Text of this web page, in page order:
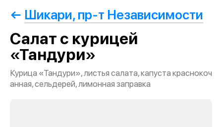
Шикари, пр-т Независимости
Салат с курицей
«Тандури»
Курица «Тандури», листья салата, капуста краснокоч
анная, сельдерей, лимонная заправка